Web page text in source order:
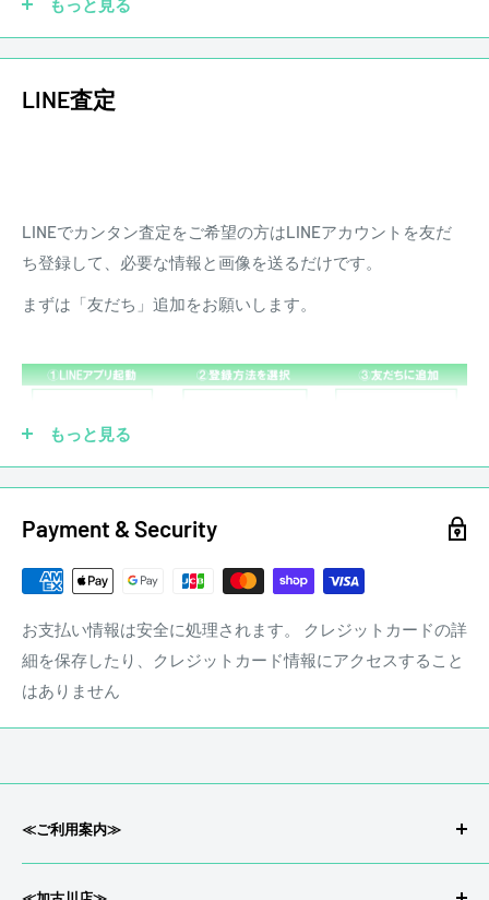
ピックアップを社外品に交換していても大丈夫です！もちろ
☑ 傷あり
もっと見る
LINE査定
LINEでカンタン査定をご希望の方はLINEアカウントを友だ
ち登録して、必要な情報と画像を送るだけです。
まずは「友だち」追加をお願いします。
stereon music LINE QRコード
もっと見る
Payment & Security
お支払い情報は安全に処理されます。 クレジットカードの詳
細を保存したり、クレジットカード情報にアクセスすること
はありません
≪ご利用案内≫
会社概要/特定商取引